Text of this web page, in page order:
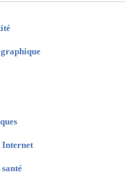
Internet
santé